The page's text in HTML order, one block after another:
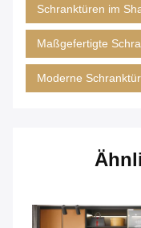
Schranktüren im
Maßgefertigte
Moderne